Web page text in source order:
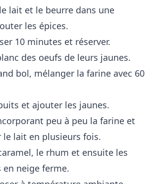
lait et le beurre dans une
les épices.
10 minutes et réserver.
des oeufs de leurs jaunes.
bol, mélanger la farine avec 60
et ajouter les jaunes.
peu à peu la farine et
le lait en plusieurs fois.
le rhum et ensuite les
neige ferme.